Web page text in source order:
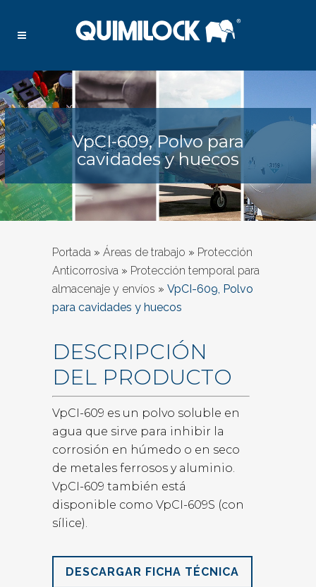
VpCI-609, Polvo para
cavidades y huecos
Portada » Áreas de trabajo » Protección
Anticorrosiva » Protección temporal para
almacenaje y envíos » VpCI-609, Polvo
para cavidades y huecos
DESCRIPCIÓN
DEL PRODUCTO
VpCI-609 es un polvo soluble en
agua que sirve para inhibir la
corrosión en húmedo o en seco
de metales ferrosos y aluminio.
VpCI-609 también está
disponible como VpCI-609S (con
sílice).
DESCARGAR FICHA TÉCNICA